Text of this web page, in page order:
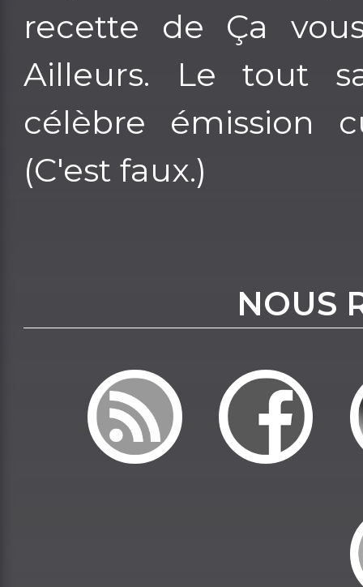
recette de Ça
Ailleurs. Le tout
célèbre émission
(C'est faux.)
NOUS